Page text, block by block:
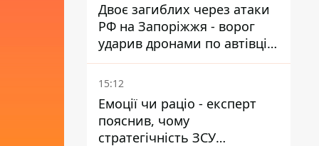
Двоє загиблих через атаки
РФ на Запоріжжя - ворог
ударив дронами по автівці
та селищу
15:12
Емоції чи раціо - експерт
пояснив, чому
стратегічність ЗСУ